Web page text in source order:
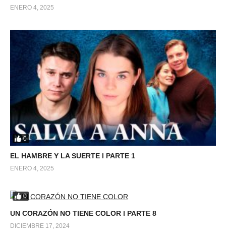
ENERO 4, 2025
0
EL HAMBRE Y LA SUERTE l PARTE 1
ENERO 4, 2025
0
UN CORAZÓN NO TIENE COLOR l PARTE 8
DICIEMBRE 17, 2024